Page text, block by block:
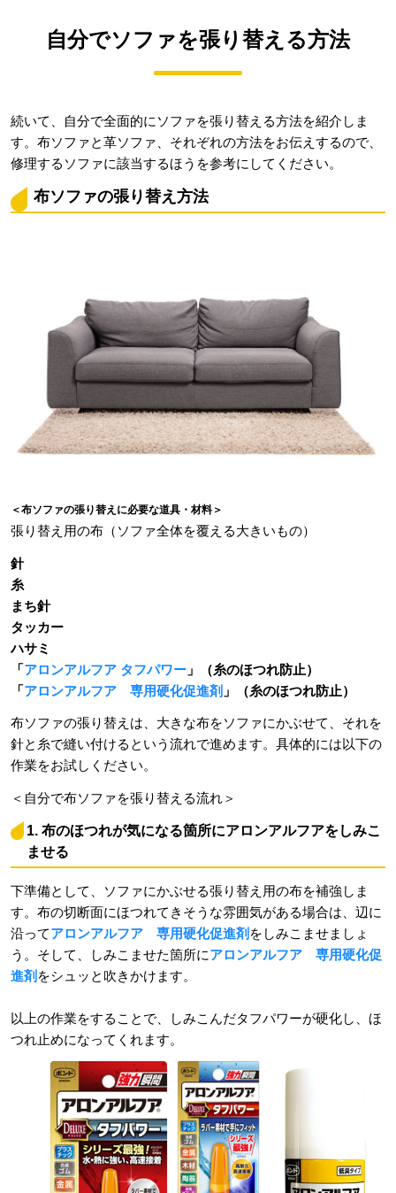
自分でソファを張り替える方法
続いて、自分で全面的にソファを張り替える方法を紹介しま
す。布ソファと革ソファ、それぞれの方法をお伝えするので、
修理するソファに該当するほうを参考にしてください。
布ソファの張り替え方法
＜布ソファの張り替えに必要な道具・材料＞
張り替え用の布（ソファ全体を覆える大きいもの）
針
糸
まち針
タッカー
ハサミ
「アロンアルフア タフパワー」（糸のほつれ防止）
「アロンアルフア 専用硬化促進剤 」（糸のほつれ防止）
布ソファの張り替えは、大きな布をソファにかぶせて、それを
針と糸で縫い付けるという流れで進めます。具体的には以下の
作業をお試しください。
＜自分で布ソファを張り替える流れ＞
1. 布のほつれが気になる箇所にアロンアルフアをしみこ
ませる
下準備として、ソファにかぶせる張り替え用の布を補強しま
す。布の切断面にほつれてきそうな雰囲気がある場合は、辺に
沿ってアロンアルフア 専用硬化促進剤 をしみこませましょ
う。そして、しみこませた箇所にアロンアルフア 専用硬化促
進剤 をシュッと吹きかけます。
以上の作業をすることで、しみこんだタフパワーが硬化し、ほ
つれ止めになってくれます。